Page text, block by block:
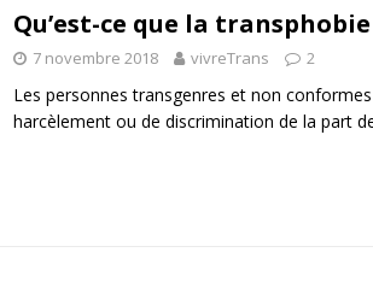
Qu’est-ce que la transphobie
7 novembre 2018 vivreTrans 2
Les personnes transgenres et non
harcèlement ou de discrimination de la part